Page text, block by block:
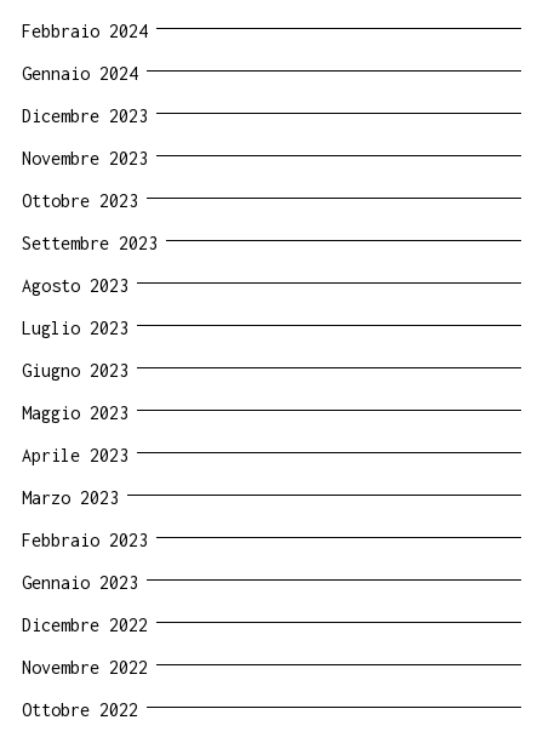
Febbraio 2024
Gennaio 2024
Dicembre 2023
Novembre 2023
Ottobre 2023
Settembre 2023
Agosto 2023
Luglio 2023
Giugno 2023
Maggio 2023
Aprile 2023
Marzo 2023
Febbraio 2023
Gennaio 2023
Dicembre 2022
Novembre 2022
Ottobre 2022